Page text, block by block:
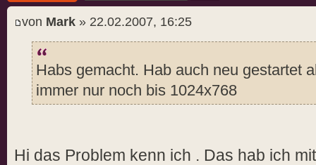
Antwort schreiben
von Mark » 22.02.2007, 16:25
Habs gemacht. Hab auch neu gestartet
immer nur noch bis 1024x768
Hi das Problem kenn ich . Das hab ich